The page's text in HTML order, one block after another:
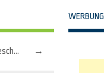
→
Eva Engler: Mit viel Feingefühl dem Holz ins Herz geschaut
WERBUNG